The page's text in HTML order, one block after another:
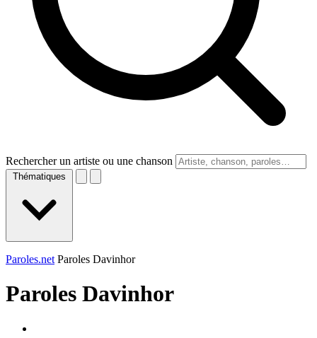
Rechercher un artiste ou une chanson
Thématiques
Paroles.net Paroles Davinhor
Paroles Davinhor